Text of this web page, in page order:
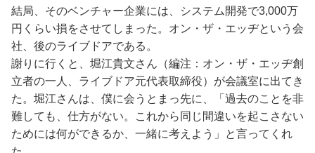
結局、そのベンチャー企業には、システム開発で3,000万
円くらい損をさせてしまった。オン・ザ・エッヂという会
社、後のライブドアである。
謝りに行くと、堀江貴文さん（編注：オン・ザ・エッヂ創
立者の一人、ライブドア元代表取締役）が会議室に出てき
た。堀江さんは、僕に会うとまっ先に、「過去のことを非
難しても、仕方がない。これから同じ間違いを起こさない
ためには何ができるか、一緒に考えよう」と言ってくれ